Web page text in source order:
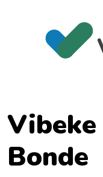
Bonde